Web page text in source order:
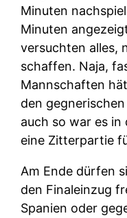
Minuten
Minuten
versuchten alles,
schaffen. Naja,
Mannschaften
den
auch so war es
eine Zitterpartie
Am Ende dürfen
den Finaleinzug
Spanien oder